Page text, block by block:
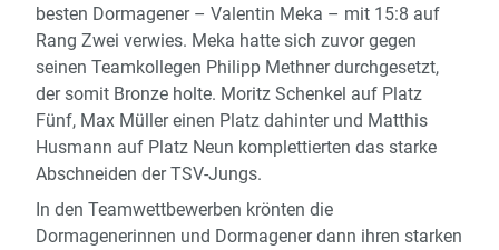
besten Dormagener – Valentin Meka – mit 15:8 auf
Rang Zwei verwies. Meka hatte sich zuvor gegen
seinen Teamkollegen Philipp Methner durchgesetzt,
der somit Bronze holte. Moritz Schenkel auf Platz
Fünf, Max Müller einen Platz dahinter und Matthis
Husmann auf Platz Neun komplettierten das starke
Abschneiden der TSV-Jungs.
In den Teamwettbewerben krönten die
Dormagenerinnen und Dormagener dann ihren starken